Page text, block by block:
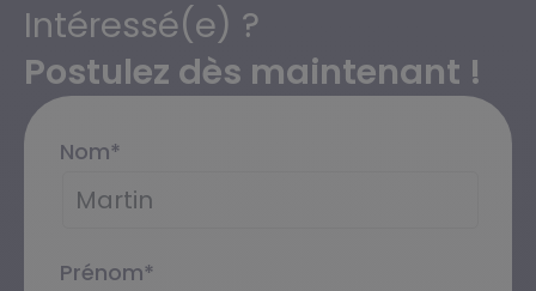
Intéressé(e) ?
Postulez dès maintenant !
Nom*
Prénom*